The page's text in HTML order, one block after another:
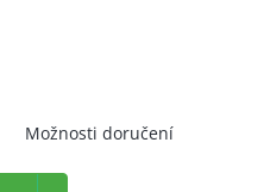
Možnosti doručení